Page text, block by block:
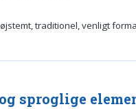
traditionel, venligt
sproglige